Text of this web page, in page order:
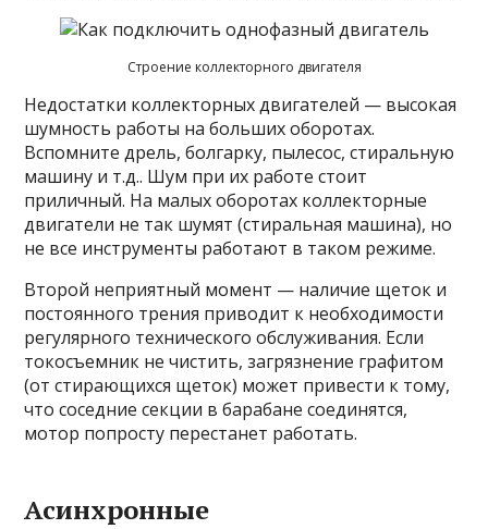
Строение коллекторного двигателя
Недостатки коллекторных двигателей — высокая
шумность работы на больших оборотах.
Вспомните дрель, болгарку, пылесос, стиральную
машину и т.д.. Шум при их работе стоит
приличный. На малых оборотах коллекторные
двигатели не так шумят (стиральная машина), но
не все инструменты работают в таком режиме.
Второй неприятный момент — наличие щеток и
постоянного трения приводит к необходимости
регулярного технического обслуживания. Если
токосъемник не чистить, загрязнение графитом
(от стирающихся щеток) может привести к тому,
что соседние секции в барабане соединятся,
мотор попросту перестанет работать.
Асинхронные